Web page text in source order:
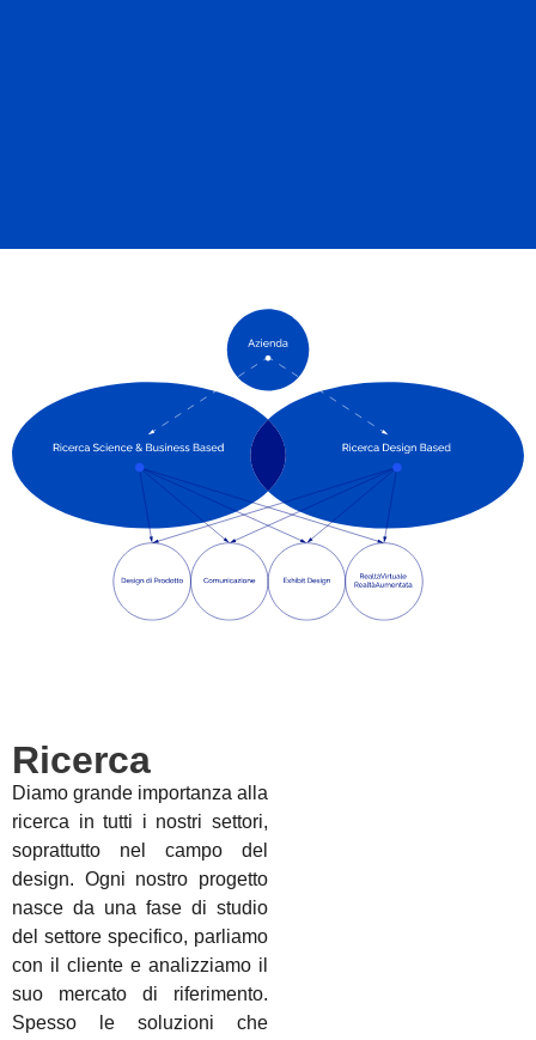
Ricerca
Diamo grande importanza alla
ricerca in tutti i nostri settori,
soprattutto nel campo del
design. Ogni nostro progetto
nasce da una fase di studio
del settore specifico, parliamo
con il cliente e analizziamo il
suo mercato di riferimento.
Spesso le soluzioni che